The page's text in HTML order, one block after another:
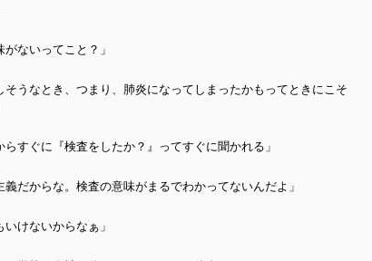
ないってこと？」
うなとき、つまり、肺炎になってしまったかもってときにこそ
すぐに『検査をしたか？』ってすぐに聞かれる」
だからな。検査の意味がまるでわかってないんだよ」
けないからなぁ」